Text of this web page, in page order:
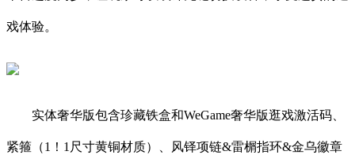
戏体验。
实体奢华版包含珍藏铁盒和WeGame奢华版逛戏激活码、
紧箍（1！1尺寸黄铜材质）、风铎项链&雷榍指环&金乌徽章